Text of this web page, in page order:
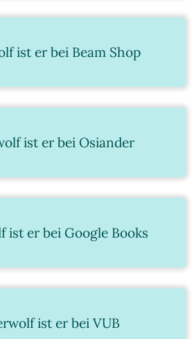
ist er bei Beam Shop
ist er bei Osiander
ist er bei Google Books
ist er bei VUB